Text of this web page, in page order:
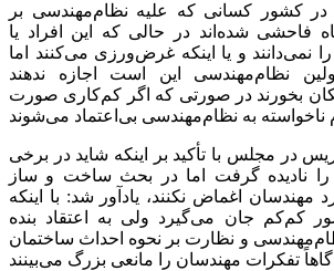
در کشور کسانی که علیه نظام‌مهندسی بر
فاحشی شده‌اند در حالی که این افراد یا
نمی‌دانند و یا اینکه غرض‌ورزی می‌کنند اما
نظام‌مهندسی این است اجازه ندهند
بخورند در صورتی که اگر کم‌کاری صورت
در مجلس با تأکید بر اینکه شاید در برخی
را نادیده گرفت اما در بحث ساخت و ساز
مهندسان اغماض نکنند، یادآور شد: با اینکه
کم‌کم جان می‌گیرد ولی به اعتقاد بنده
و نظارت بر نحوه احداث ساختمان